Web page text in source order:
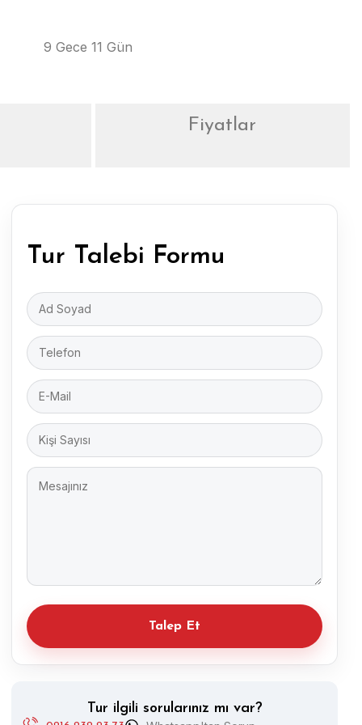
9 Gece 11 Gün
Fiyatlar
Tur Talebi Formu
Tur ilgili sorularınız mı var?